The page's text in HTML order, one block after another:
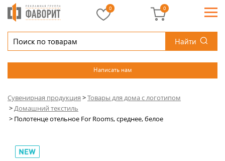
Найти
Написать нам
0 0
Сувенирная продукция >Товары для дома с логотипом
>Домашний текстиль
> Полотенце отельное For Rooms, среднее, белое